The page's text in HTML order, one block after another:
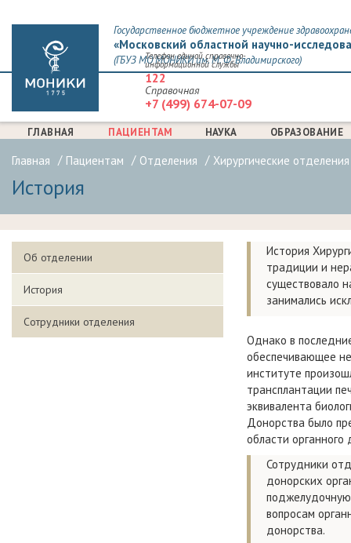
Государственное бюджетное учреждение
«Московский областной научно-
(ГБУЗ МО МОНИКИ им. М. Ф. Владимирского)
Телефон единой справочно-
информационной службы
122
Справочная
+7 (499) 674-07-09
ГЛАВНАЯ ПАЦИЕНТАМ НАУКА ОБРАЗОВАНИЕ
Главная Пациентам Отделения Хирургические отделения
История
Об отделении
История
Сотрудники отделения
История
традиции и
существовало
занимались
Однако в
обеспечивающее
институте
трансплантации
эквивалента
Донорства было
области
Сотрудники
донорских
вопросам
донорства.